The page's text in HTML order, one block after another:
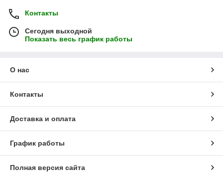
Контакты
Сегодня выходной
Показать весь график работы
О нас
Контакты
Доставка и оплата
График работы
Полная версия сайта